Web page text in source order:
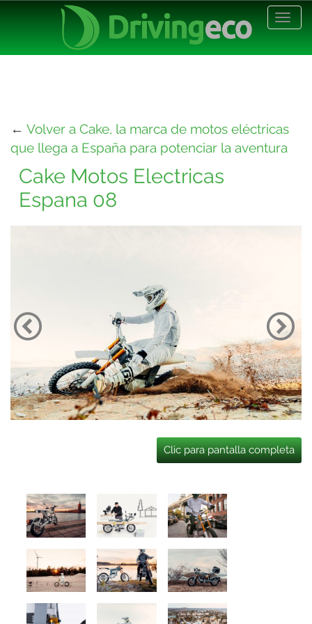
← Volver a Cake, la marca de motos eléctricas
que llega a España para potenciar la aventura
Cake Motos Electricas
Espana 08
Clic para pantalla completa